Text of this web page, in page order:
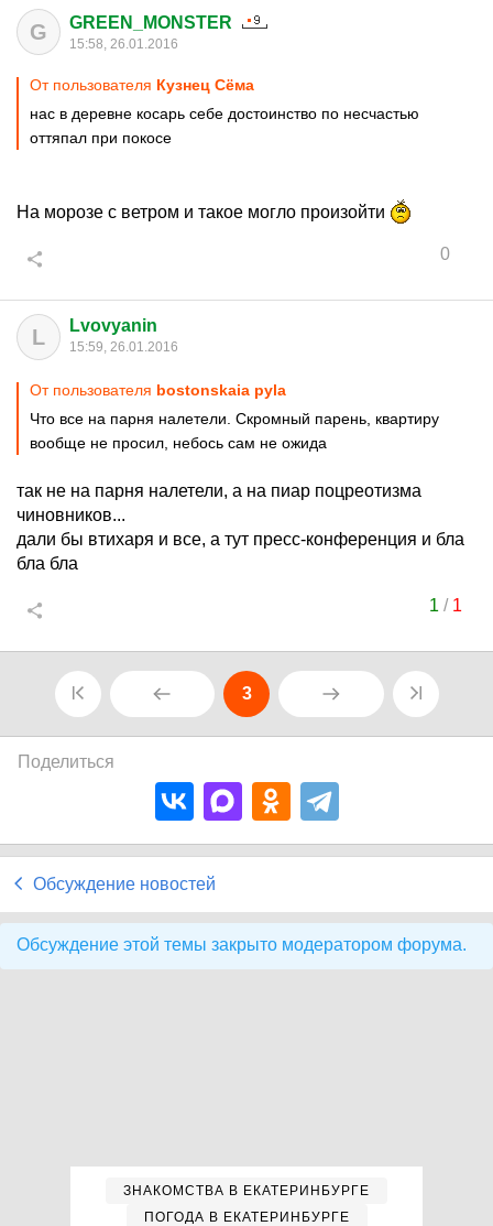
G GREEN_MONSTER
15:58, 26.01.2016
От пользователя Кузнец Сёма
нас в деревне косарь себе достоинство по несчастью
оттяпал при покосе
На морозе с ветром и такое могло произойти
0
L Lvovyanin
15:59, 26.01.2016
От пользователя bostonskaia pyla
Что все на парня налетели. Скромный парень, квартиру
вообще не просил, небось сам не ожида
так не на парня налетели, а на пиар поцреотизма
чиновников...
дали бы втихаря и все, а тут пресс-конференция и бла
бла бла
1 / 1
3
Поделиться
Обсуждение новостей
Обсуждение этой темы закрыто модератором форума.
ЗНАКОМСТВА В ЕКАТЕРИНБУРГЕ
ПОГОДА В ЕКАТЕРИНБУРГЕ